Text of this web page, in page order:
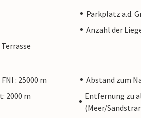
Parkplatz a.d.
Anzahl der
: 25000 m
Abstand zum
2000 m
Entfernung zu
(Meer/